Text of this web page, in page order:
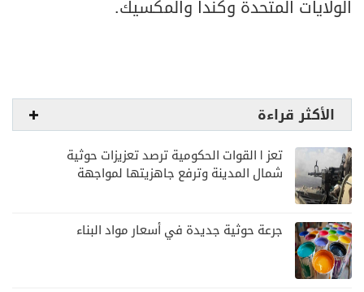
الولايات المتحدة وكندا والمكسيك.
الأكثر قراءة
تعز | القوات الحكومية ترصد تعزيزات حوثية
شمال المدينة وترفع جاهزيتها لمواجهة
جرعة حوثية جديدة في أسعار مواد البناء